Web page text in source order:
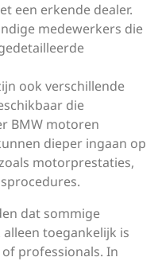
een erkende dealer.
medewerkers die
ook verschillende
die
BMW motoren
dieper ingaan op
motorprestaties,
dat sommige
toegankelijk is
professionals. In